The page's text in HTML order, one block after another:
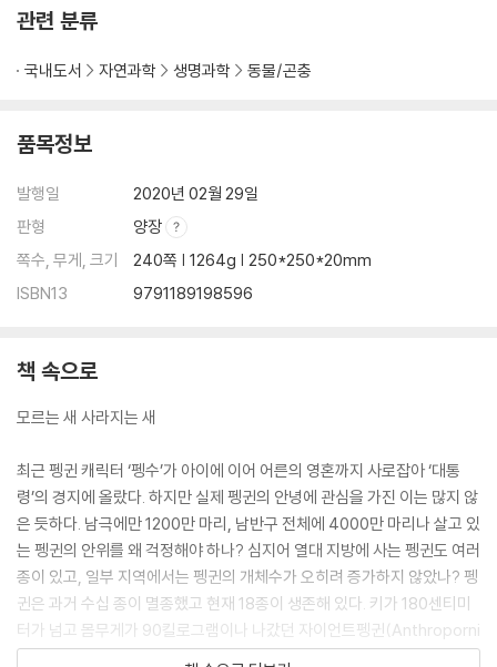
관련 분류
국내도서 자연과학 생명과학 동물/곤충
품목정보
발행일
2020년 02월 29일
판형
양장
쪽수, 무게, 크기
240쪽 | 1264g | 250*250*20mm
ISBN13
9791189198596
책 속으로
모르는 새 사라지는 새
최근 펭귄 캐릭터 ‘펭수’가 아이에 이어 어른의 영혼까지 사로잡아 ‘대통
령’의 경지에 올랐다. 하지만 실제 펭귄의 안녕에 관심을 가진 이는 많지 않
은 듯하다. 남극에만 1200만 마리, 남반구 전체에 4000만 마리나 살고 있
는 펭귄의 안위를 왜 걱정해야 하나? 심지어 열대 지방에 사는 펭귄도 여러
종이 있고, 일부 지역에서는 펭귄의 개체수가 오히려 증가하지 않았나? 펭
귄은 과거 수십 종이 멸종했고 현재 18종이 생존해 있다. 키가 180센티미
터가 넘고 몸무게가 90킬로그램이나 나갔던 자이언트펭귄(Anthroporni
s)은 약 4000만 년 전 신생대 에오세 시절을 살다가 올리고세에 사라졌